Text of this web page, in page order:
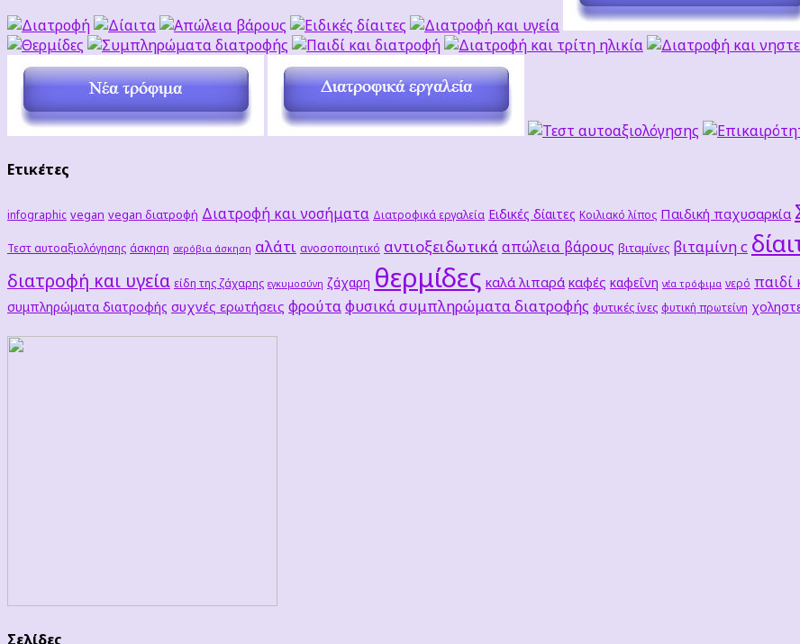
Ετικέτες
infographic vegan vegan διατροφή Διατροφή και νοσήματα Διατροφικά εργαλεία Ειδικές δίαιτες Κοιλιακό λίπος Παιδική παχυσαρκία
Τεστ αυτοαξιολόγησης άσκηση αερόβια άσκηση αλάτι ανοσοποιητικό αντιοξειδωτικά απώλεια βάρους βιταμίνες βιταμίνη c
διατροφή και υγεία είδη της ζάχαρης εγκυμοσύνη ζάχαρη θερμίδες καλά λιπαρά καφές καφεΐνη νέα τρόφιμα νερό παιδί
συμπληρώματα διατροφής συχνές ερωτήσεις φρούταφυσικά συμπληρώματα διατροφής φυτικές ίνες φυτική πρωτείνη
Σελίδες